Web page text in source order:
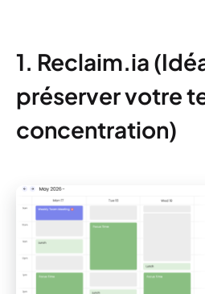
1. Reclaim.ia
préserver votre
concentration)